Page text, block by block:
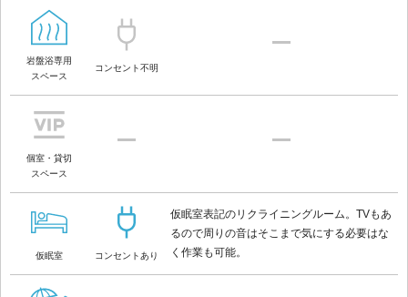
岩盤浴専用
スペース
コンセント不明
個室・貸切
スペース
仮眠室 コンセントあり
仮眠室表記のリクライニングルーム。TVもあ
るので周りの音はそこまで気にする必要はな
く作業も可能。